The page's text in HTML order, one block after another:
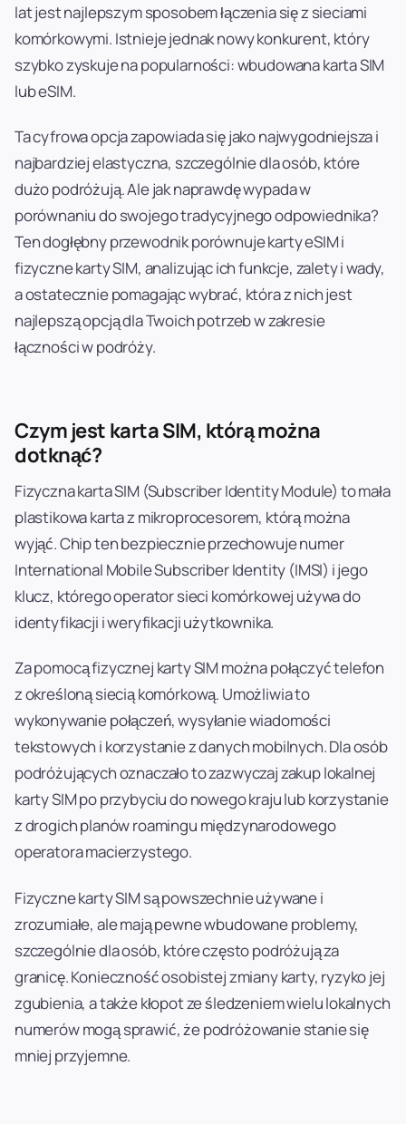
lat jest najlepszym sposobem łączenia się z sieciami
komórkowymi. Istnieje jednak nowy konkurent, który
szybko zyskuje na popularności: wbudowana karta SIM
lub eSIM.
Ta cyfrowa opcja zapowiada się jako najwygodniejsza i
najbardziej elastyczna, szczególnie dla osób, które
dużo podróżują. Ale jak naprawdę wypada w
porównaniu do swojego tradycyjnego odpowiednika?
Ten dogłębny przewodnik porównuje karty eSIM i
fizyczne karty SIM, analizując ich funkcje, zalety i wady,
a ostatecznie pomagając wybrać, która z nich jest
najlepszą opcją dla Twoich potrzeb w zakresie
łączności w podróży.
Czym jest karta SIM, którą można
dotknąć?
Fizyczna karta SIM (Subscriber Identity Module) to mała
plastikowa karta z mikroprocesorem, którą można
wyjąć. Chip ten bezpiecznie przechowuje numer
International Mobile Subscriber Identity (IMSI) i jego
klucz, którego operator sieci komórkowej używa do
identyfikacji i weryfikacji użytkownika.
Za pomocą fizycznej karty SIM można połączyć telefon
z określoną siecią komórkową. Umożliwia to
wykonywanie połączeń, wysyłanie wiadomości
tekstowych i korzystanie z danych mobilnych. Dla osób
podróżujących oznaczało to zazwyczaj zakup lokalnej
karty SIM po przybyciu do nowego kraju lub korzystanie
z drogich planów roamingu międzynarodowego
operatora macierzystego.
Fizyczne karty SIM są powszechnie używane i
zrozumiałe, ale mają pewne wbudowane problemy,
szczególnie dla osób, które często podróżują za
granicę. Konieczność osobistej zmiany karty, ryzyko jej
zgubienia, a także kłopot ze śledzeniem wielu lokalnych
numerów mogą sprawić, że podróżowanie stanie się
mniej przyjemne.